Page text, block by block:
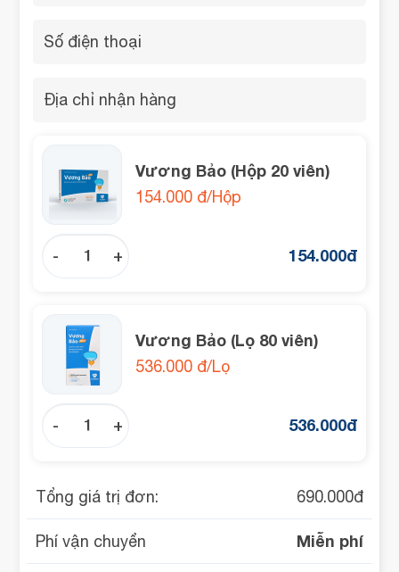
Vương Bảo (Hộp 20 viên)
154.000 đ/Hộp
+
- 154.000đ
Vương Bảo (Lọ 80 viên)
536.000 đ/Lọ
+
- 536.000đ
Tổng giá trị đơn: 690.000đ
Phí vận chuyển Miễn phí